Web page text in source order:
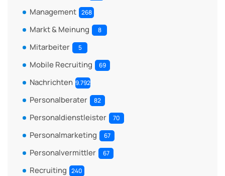
Management 268
Markt & Meinung 8
Mitarbeiter 5
Mobile Recruiting 69
Nachrichten 9.792
Personalberater 82
Personaldienstleister 70
Personalmarketing 67
Personalvermittler 67
Recruiting 240